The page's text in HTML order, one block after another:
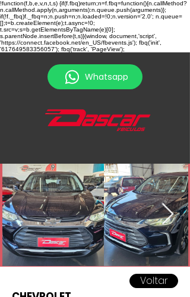
!function(f,b,e,v,n,t,s) {if(f.fbq)return;n=f.fbq=function(){n.callMethod?
n.callMethod.apply(n,arguments):n.queue.push(arguments)};
if(!f._fbq)f._fbq=n;n.push=n;n.loaded=!0;n.version='2.0'; n.queue=
[];t=b.createElement(e);t.async=!0;
t.src=v;s=b.getElementsByTagName(e)[0];
s.parentNode.insertBefore(t,s)}(window, document,'script',
'https://connect.facebook.net/en_US/fbevents.js'); fbq('init',
'617649583356057'); fbq('track', 'PageView');
Whatsapp
Voltar